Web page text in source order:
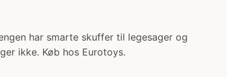
har smarte skuffer til legesager og
ikke. Køb hos Eurotoys.